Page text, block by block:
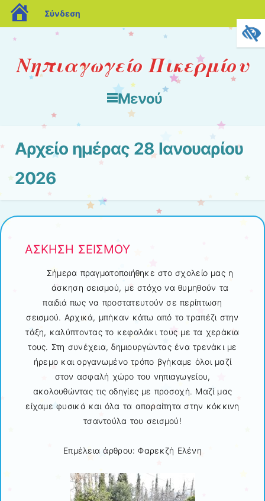
blogs.sch.gr
Σύνδεση
Νηπιαγωγείο Πικερμίου
Μενού
Μετάβαση στο περιεχόμενο
Αρχείο ημέρας 28 Ιανουαρίου
2026
ΑΣΚΗΣΗ ΣΕΙΣΜΟΥ
Σήμερα πραγματοποιήθηκε στο σχολείο μας η
άσκηση σεισμού, με στόχο να θυμηθούν τα
παιδιά πως να προστατευτούν σε περίπτωση
σεισμού. Αρχικά, μπήκαν κάτω από το τραπέζι στην
τάξη, καλύπτοντας το κεφαλάκι τους με τα χεράκια
τους. Στη συνέχεια, δημιουργώντας ένα τρενάκι με
ήρεμο και οργανωμένο τρόπο βγήκαμε όλοι μαζί
στον ασφαλή χώρο του νηπιαγωγείου,
ακολουθώντας τις οδηγίες με προσοχή. Μαζί μας
είχαμε φυσικά και όλα τα απαραίτητα στην κόκκινη
τσαντούλα του σεισμού!
Επμέλεια άρθρου: Φαρεκζή Ελένη